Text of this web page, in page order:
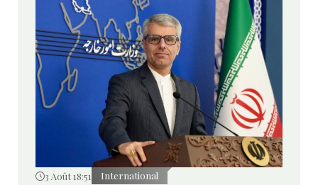
3 Août 18:51 International